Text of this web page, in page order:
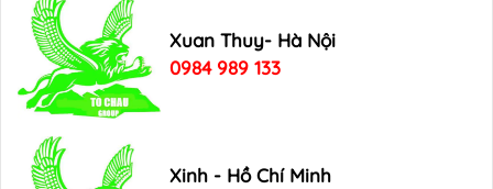
Xuan Thuy- Hà Nội
0984 989 133
Xinh - Hồ Chí Minh